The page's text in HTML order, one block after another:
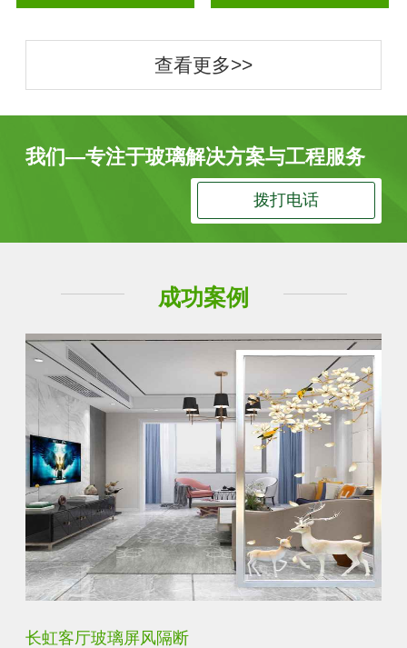
查看更多>>
我们—专注于玻璃解决方案与工程服务
拨打电话
成功案例
夹丝夹胶夹绢玻璃屏风